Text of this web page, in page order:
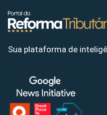
Sua plataforma de